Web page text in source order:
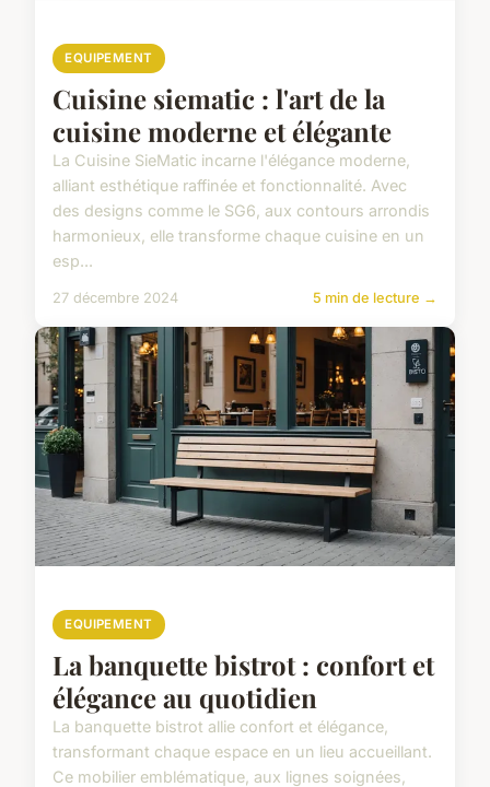
EQUIPEMENT
Cuisine siematic : l'art de la
cuisine moderne et élégante
La Cuisine SieMatic incarne l'élégance moderne,
alliant esthétique raffinée et fonctionnalité. Avec
des designs comme le SG6, aux contours arrondis
harmonieux, elle transforme chaque cuisine en un
esp...
27 décembre 2024 5 min de lecture →
EQUIPEMENT
La banquette bistrot : confort et
élégance au quotidien
La banquette bistrot allie confort et élégance,
transformant chaque espace en un lieu accueillant.
Ce mobilier emblématique, aux lignes soignées,